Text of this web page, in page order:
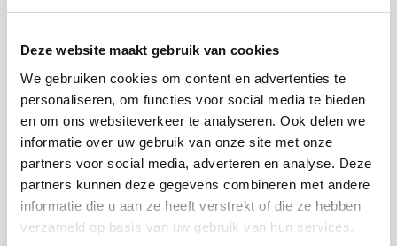
Deze website maakt gebruik van cookies
We gebruiken cookies om content en advertenties te
personaliseren, om functies voor social media te bieden
en om ons websiteverkeer te analyseren. Ook delen we
informatie over uw gebruik van onze site met onze
partners voor social media, adverteren en analyse. Deze
partners kunnen deze gegevens combineren met andere
informatie die u aan ze heeft verstrekt of die ze hebben
verzameld op basis van uw gebruik van hun services.
Voor de adviseur
Als de consument aanvullend vermogensrisico loopt
kijken we bij de NHG-grens naar de waarde van het
volle eigendom van de woning en niet naar de
koopsom.